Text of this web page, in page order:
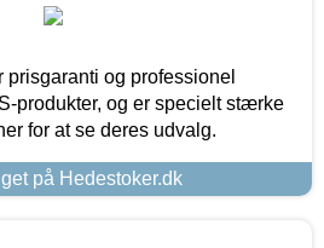
prisgaranti og professionel
produkter, og er specielt stærke
for at se deres udvalg.
på Hedestoker.dk